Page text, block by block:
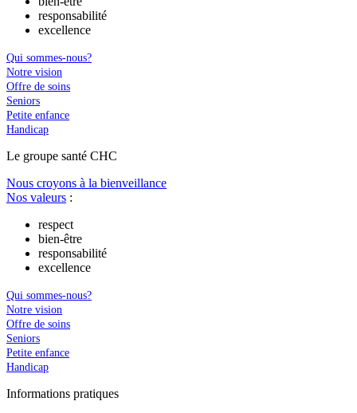
responsabilité
excellence
Qui sommes-nous?
Notre vision
Offre de soins
Seniors
Petite enfance
Handicap
Le groupe santé CHC
Nous croyons à la bienveillance
Nos valeurs :
respect
bien-être
responsabilité
excellence
Qui sommes-nous?
Notre vision
Offre de soins
Seniors
Petite enfance
Handicap
Informations pratiques